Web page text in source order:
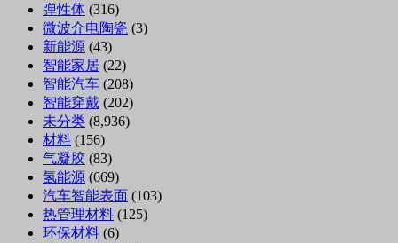
弹性体 (316)
微波介电陶瓷 (3)
新能源 (43)
智能家居 (22)
智能汽车 (208)
智能穿戴 (202)
未分类 (8,936)
材料 (156)
气凝胶 (83)
氢能源 (669)
汽车智能表面 (103)
热管理材料 (125)
环保材料 (6)